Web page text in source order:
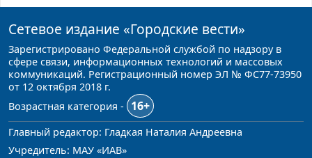
Сетевое издание «Городские вести»
Зарегистрировано Федеральной службой по надзору в
сфере связи, информационных технологий и массовых
коммуникаций. Регистрационный номер ЭЛ № ФС77-73950
от 12 октября 2018 г.
Возрастная категория -
16+
Главный редактор: Гладкая Наталия Андреевна
Учредитель: МАУ «ИАВ»